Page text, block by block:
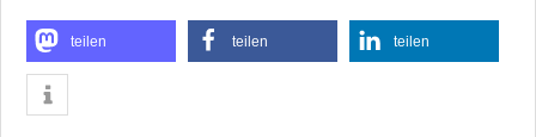
teilen teilen teilen